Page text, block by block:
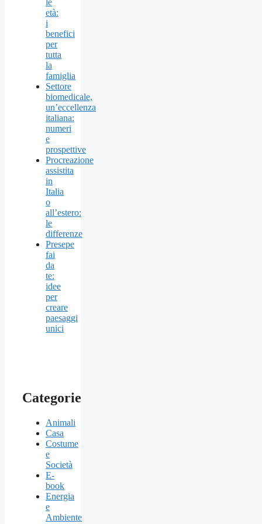
le
età:
i
benefici
per
tutta
la
famiglia
Settore
biomedicale,
un’eccellenza
italiana:
numeri
e
prospettive
Procreazione
assistita
in
Italia
o
all’estero:
le
differenze
Presepe
fai
da
te:
idee
per
creare
paesaggi
unici
Categorie
Animali
Casa
Costume
e
Società
E-
book
Energia
e
Ambiente